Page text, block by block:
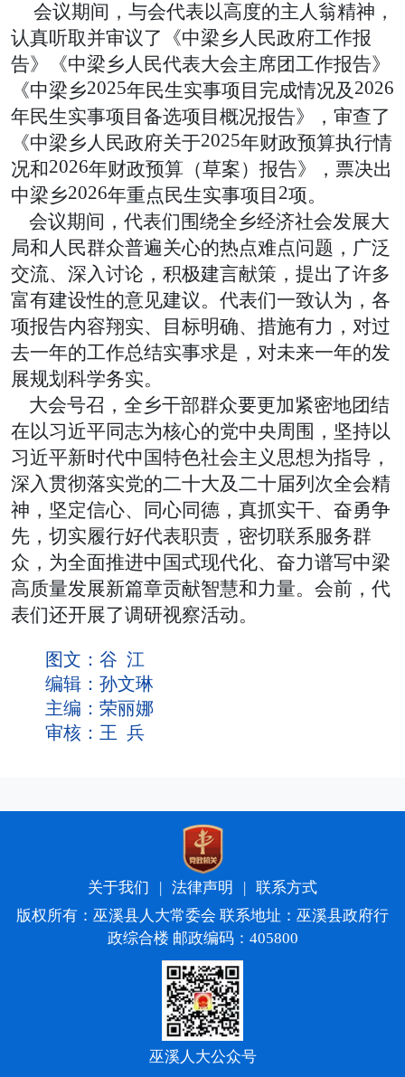
会议期间，与会代表以高度的主人翁精神，
认真听取并审议了《中梁乡人民政府工作报
告》《中梁乡人民代表大会主席团工作报告》
《中梁乡2025年民生实事项目完成情况及 2026
年民生实事项目备选项目概况报告》，审查了
《中梁乡人民政府关于2025年财政预算执行情
况和2026年财政预算（草案）报告》，票决出
中梁乡2026年重点民生实事项目 2项。
会议期间，代表们围绕全乡经济社会发展大
局和人民群众普遍关心的热点难点问题，广泛
交流、深入讨论，积极建言献策，提出了许多
富有建设性的意见建议。代表们一致认为，各
项报告内容翔实、目标明确、措施有力，对过
去一年的工作总结实事求是，对未来一年的发
展规划科学务实。
大会号召，全乡干部群众要更加紧密地团结
在以习近平同志为核心的党中央周围，坚持以
习近平新时代中国特色社会主义思想为指导，
深入贯彻落实党的二十大及二十届列次全会精
神，坚定信心、同心同德，真抓实干、奋勇争
先，切实履行好代表职责，密切联系服务群
众，为全面推进中国式现代化、奋力谱写中梁
高质量发展新篇章贡献智慧和力量。会前，代
表们还开展了调研视察活动。
图文：谷 江
编辑：孙文琳
主编：荣丽娜
审核：王 兵
关于我们 | 法律声明 | 联系方式
版权所有：巫溪县人大常委会 联系地址：巫溪县政府行
政综合楼 邮政编码：405800
巫溪人大公众号